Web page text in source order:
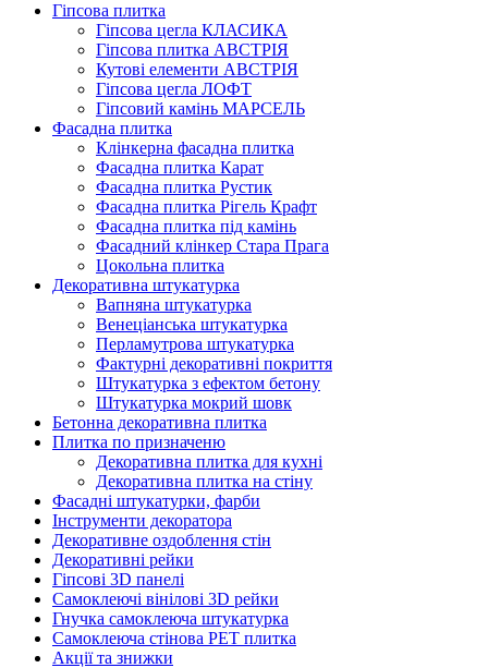
Гіпсова плитка
Гіпсова цегла КЛАСИКА
Гіпсова плитка АВСТРІЯ
Кутові елементи АВСТРІЯ
Гіпсова цегла ЛОФТ
Гіпсовий камінь МАРСЕЛЬ
Фасадна плитка
Клінкерна фасадна плитка
Фасадна плитка Карат
Фасадна плитка Рустик
Фасадна плитка Рігель Крафт
Фасадна плитка під камінь
Фасадний клінкер Стара Прага
Цокольна плитка
Декоративна штукатурка
Вапняна штукатурка
Венеціанська штукатурка
Перламутрова штукатурка
Фактурні декоративні покриття
Штукатурка з ефектом бетону
Штукатурка мокрий шовк
Бетонна декоративна плитка
Плитка по призначеню
Декоративна плитка для кухні
Декоративна плитка на стіну
Фасадні штукатурки, фарби
Інструменти декоратора
Декоративне оздоблення стін
Декоративні рейки
Гіпсові 3D панелі
Самоклеючі вінілові 3D рейки
Гнучка самоклеюча штукатурка
Самоклеюча стінова PET плитка
Акції та знижки